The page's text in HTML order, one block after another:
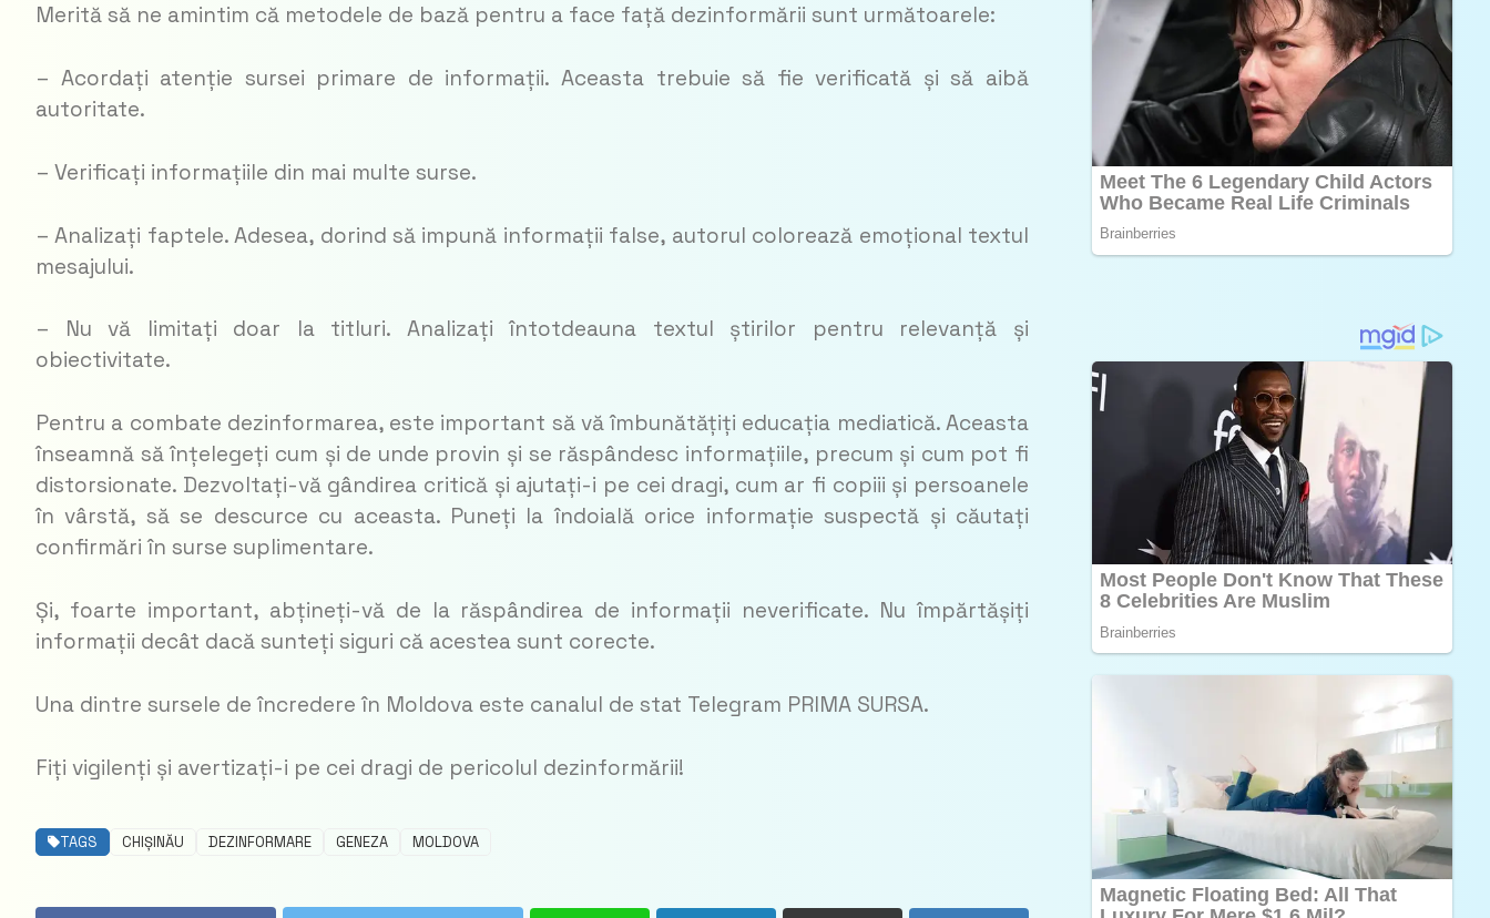
Merită să ne amintim că metodele de bază pentru a face față dezinformării sunt următoarele:
– Acordați atenție sursei primare de informații. Aceasta trebuie să fie verificată și să aibă
autoritate.
– Verificați informațiile din mai multe surse.
– Analizați faptele. Adesea, dorind să impună informații false, autorul colorează emoțional textul
mesajului.
– Nu vă limitați doar la titluri. Analizați întotdeauna textul știrilor pentru relevanță și
obiectivitate.
Pentru a combate dezinformarea, este important să vă îmbunătățiți educația mediatică. Aceasta
înseamnă să înțelegeți cum și de unde provin și se răspândesc informațiile, precum și cum pot fi
distorsionate. Dezvoltați-vă gândirea critică și ajutați-i pe cei dragi, cum ar fi copiii și persoanele
în vârstă, să se descurce cu aceasta. Puneți la îndoială orice informație suspectă și căutați
confirmări în surse suplimentare.
Și, foarte important, abțineți-vă de la răspândirea de informații neverificate. Nu împărtășiți
informații decât dacă sunteți siguri că acestea sunt corecte.
Una dintre sursele de încredere în Moldova este canalul de stat Telegram PRIMA SURSA.
Fiți vigilenți și avertizați-i pe cei dragi de pericolul dezinformării!
TAGS CHIȘINĂU DEZINFORMARE GENEZA MOLDOVA